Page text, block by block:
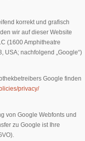
korrekt und grafisch
wir auf dieser Website
(1600 Amphitheatre
USA; nachfolgend „Google“)
Google finden
privacy/
von Google Webfonts und
zu Google ist Ihre